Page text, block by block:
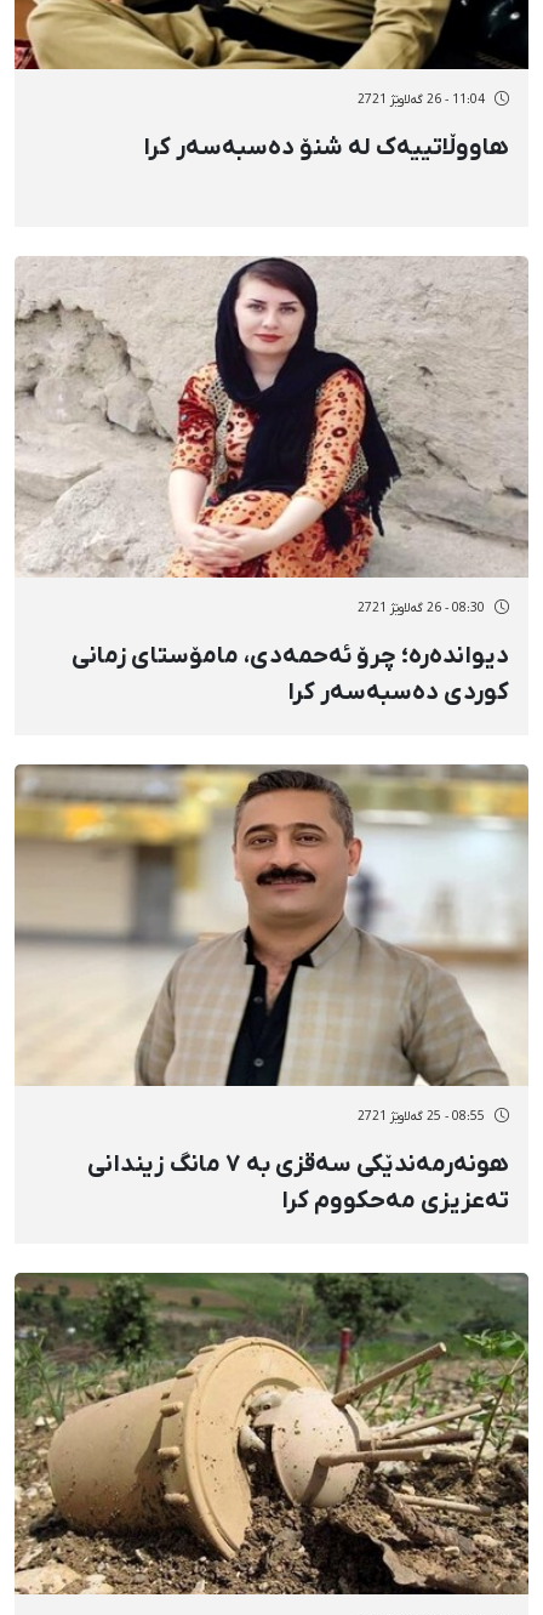
11:04 - 26 گەلاوێژ 2721
هاووڵاتییەک لە شنۆ دەسبەسەر کرا
08:30 - 26 گەلاوێژ 2721
دیواندەرە؛ چرۆ ئەحمەدی، مامۆستای زمانی
کوردی دەسبەسەر کرا
08:55 - 25 گەلاوێژ 2721
هونەرمەندێکی سەقزی بە ٧ مانگ زیندانی
تەعزیزی مەحکووم کرا